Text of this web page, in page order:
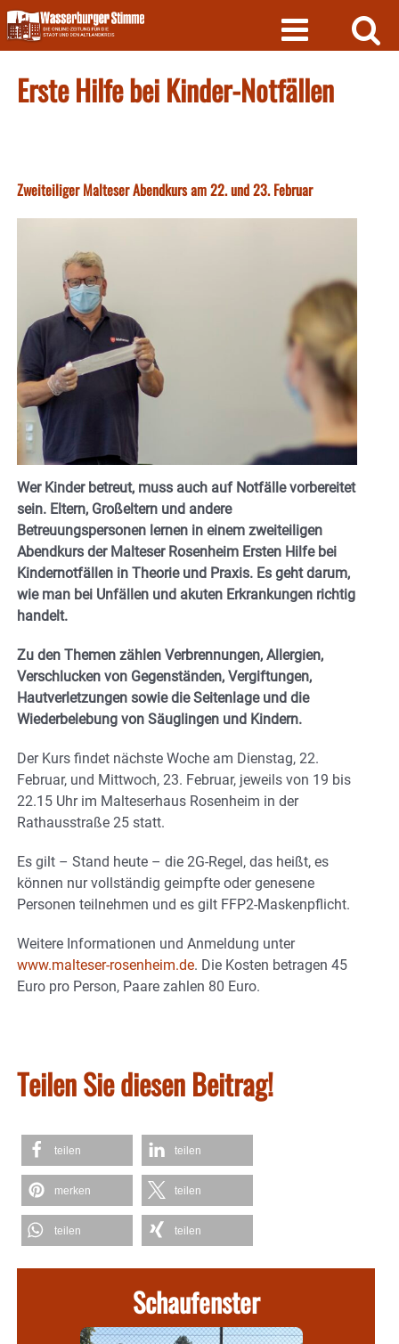
Skip
to
content
Erste Hilfe bei Kinder-Notfällen
Zweiteiliger Malteser Abendkurs am 22. und 23. Februar
Wer Kinder betreut, muss auch auf Notfälle vorbereitet
sein. Eltern, Großeltern und andere
Betreuungspersonen lernen in einem zweiteiligen
Abendkurs der Malteser Rosenheim Ersten Hilfe bei
Kindernotfällen in Theorie und Praxis. Es geht darum,
wie man bei Unfällen und akuten Erkrankungen richtig
handelt.
Zu den Themen zählen Verbrennungen, Allergien,
Verschlucken von Gegenständen, Vergiftungen,
Hautverletzungen sowie die Seitenlage und die
Wiederbelebung von Säuglingen und Kindern.
Der Kurs findet nächste Woche am Dienstag, 22.
Februar, und Mittwoch, 23. Februar, jeweils von 19 bis
22.15 Uhr im Malteserhaus Rosenheim in der
Rathausstraße 25 statt.
Es gilt – Stand heute – die 2G-Regel, das heißt, es
können nur vollständig geimpfte oder genesene
Personen teilnehmen und es gilt FFP2-Maskenpflicht.
Weitere Informationen und Anmeldung unter
www.malteser-rosenheim.de. Die Kosten betragen 45
Euro pro Person, Paare zahlen 80 Euro.
Teilen Sie diesen Beitrag!
teilen teilen
merken teilen
teilen teilen
Schaufenster